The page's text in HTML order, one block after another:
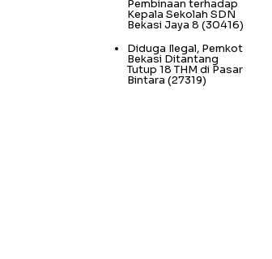
Pembinaan terhadap
Kepala Sekolah SDN
Bekasi Jaya 8 (30416)
Diduga Ilegal, Pemkot
Bekasi Ditantang
Tutup 18 THM di Pasar
Bintara (27319)